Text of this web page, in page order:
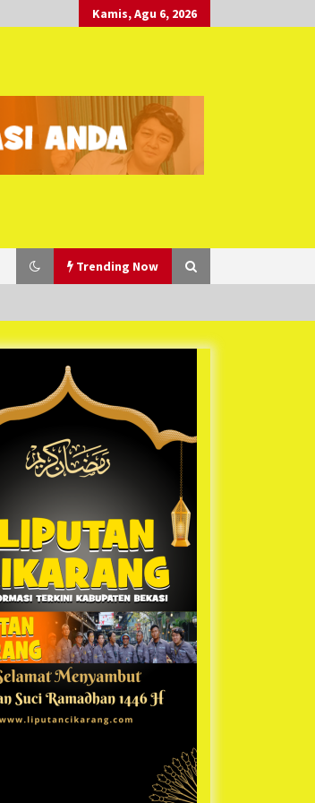
Kamis, Agu 6, 2026
Trending Now
Duh Kacau Banget, Karena Kecewa
Tak Dapat Fasilitas yang Sesuai,
Para Peserta Retret Aparatur Desa
Kabupaten Bekasi Pulang duluan
Sebelum Waktunya
1 tahun ago
Ketua Umum Jurpala KOSMI
Indonesia Gilang Bayu Nugraha,
S.H, Ucapkan Terimakasih Atas
Jurpala Kosmi
Jelang Ramadhan, Kecamatan
Cikarang Pusat Gelar STQ ke-VII
1 tahun ago